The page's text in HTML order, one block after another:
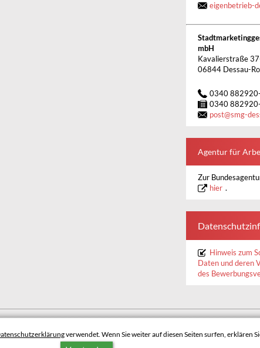
verwendet. Wenn Sie weiter auf diesen Seiten surfen, erklären
eigenbetrieb-
mbH
Kavalierstraße
06844 Dessau-
0340
0340
post@smg-
Agentur für
Zur
hier .
Hinweis zum
Daten und deren
des
BARRIEREFREIHEIT DATENSCHUTZERKLÄRUNG
NACH OBEN